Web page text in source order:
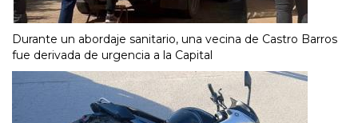
Durante un abordaje sanitario, una vecina de Castro Barros
fue derivada de urgencia a la Capital